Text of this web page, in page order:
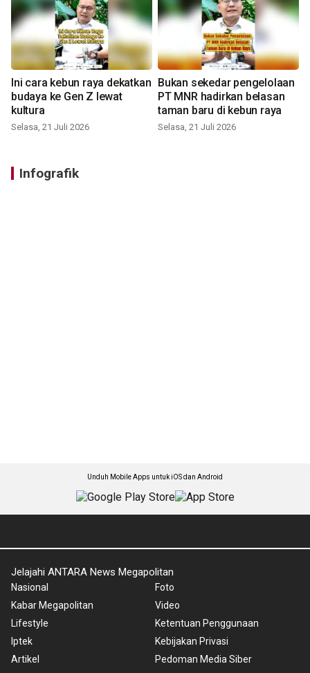
Ini cara kebun raya dekatkan
budaya ke Gen Z lewat
kultura
Selasa, 21 Juli 2026
Bukan sekedar pengelolaan
PT MNR hadirkan belasan
taman baru di kebun raya
Selasa, 21 Juli 2026
Infografik
Unduh Mobile Apps untuk iOS dan Android
Jelajahi ANTARA News Megapolitan
Nasional
Kabar Megapolitan
Lifestyle
Iptek
Artikel
Foto
Video
Ketentuan Penggunaan
Kebijakan Privasi
Pedoman Media Siber